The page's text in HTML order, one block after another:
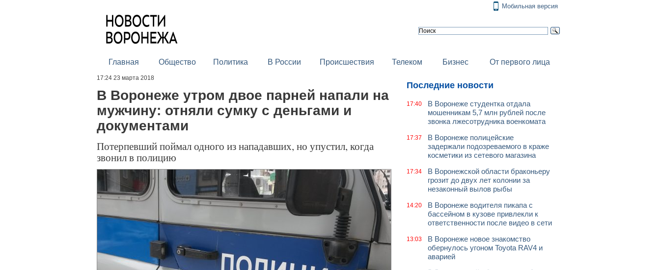
Мобильная версия
Главная Общество Политика В России Происшествия Телеком Бизнес От первого лица
17:24 23 марта 2018
В Воронеже утром двое парней напали на
мужчину: отняли сумку с деньгами и
документами
Потерпевший поймал одного из нападавших, но упустил, когда
звонил в полицию
Последние новости
17:40
В Воронеже студентка отдала
мошенникам 5,7 млн рублей после
звонка лжесотрудника военкомата
17:37
В Воронеже полицейские
задержали подозреваемого в краже
косметики из сетевого магазина
17:34
В Воронежской области браконьеру
грозит до двух лет колонии за
незаконный вылов рыбы
14:20
В Воронеже водителя пикапа с
бассейном в кузове привлекли к
ответственности после видео в сети
13:03
В Воронеже новое знакомство
обернулось угоном Toyota RAV4 и
аварией